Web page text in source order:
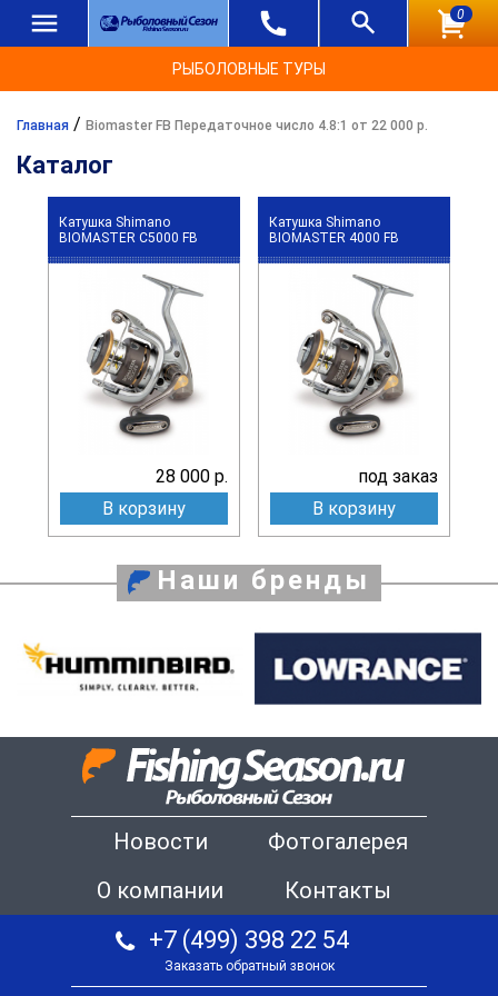
0
РЫБОЛОВНЫЕ ТУРЫ
Главная / Biomaster FB Передаточное число 4.8:1 от 22 000 р.
Каталог
Катушка Shimano
BIOMASTER C5000 FB
28 000 р.
В корзину
Катушка Shimano
BIOMASTER 4000 FB
под заказ
В корзину
Наши бренды
Новости
Фотогалерея
О компании
Контакты
+7 (499) 398 22 54
Заказать обратный звонок